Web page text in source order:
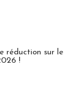
réduction sur le
!